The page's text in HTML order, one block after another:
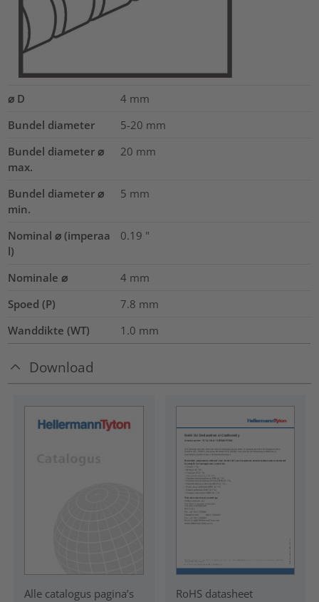
⌀ D 4 mm
Bundel diameter
5-20 mm
Bundel diameter ⌀
max.
20 mm
Bundel diameter ⌀
min.
5 mm
Nominal ⌀ (imperaa
l)
0.19 "
Nominale ⌀ 4 mm
Spoed (P)
7.8 mm
Wanddikte (WT)
1.0 mm
Download
Alle catalogus pagina’s RoHS datasheet